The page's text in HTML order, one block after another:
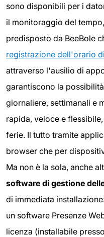
sono disponibili per i
il monitoraggio del
predisposto da BeeBole
registrazione dell'orario
attraverso l'ausilio di
garantiscono la
giornaliere, settimanali e
rapida, veloce e
ferie. Il tutto tramite
browser che per
Ma non è la sola, anche
software di gestione
di immediata
un software Presenze
licenza (installabile